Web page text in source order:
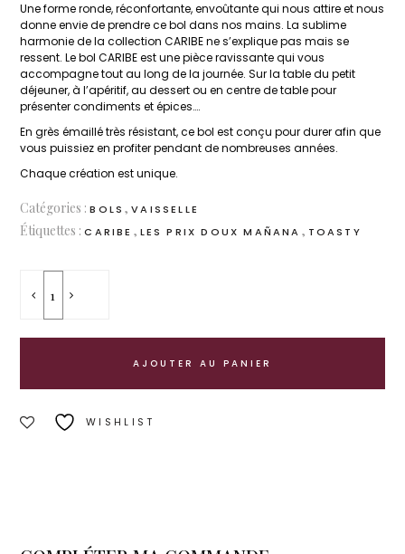
Une forme ronde, réconfortante, envoûtante qui nous attire et nous
donne envie de prendre ce bol dans nos mains. La sublime
harmonie de la collection CARIBE ne s’explique pas mais se
ressent. Le bol CARIBE est une pièce ravissante qui vous
accompagne tout au long de la journée. Sur la table du petit
déjeuner, à l’apéritif, au dessert ou en centre de table pour
présenter condiments et épices….
En grès émaillé très résistant, ce bol est conçu pour durer afin que
vous puissiez en profiter pendant de nombreuses années.
Chaque création est unique.
Catégories :BOLS ,VAISSELLE
Étiquettes :CARIBE , LES PRIX DOUX MAÑANA , TOASTY
de
AJOUTER AU PANIER
WISHLIST